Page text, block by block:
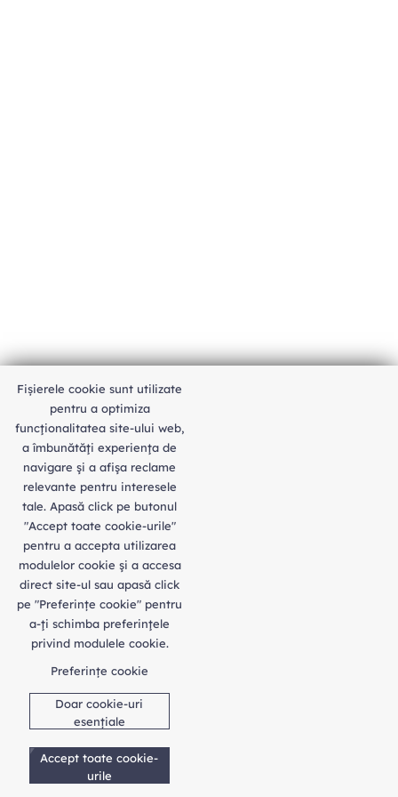
An unexpected error has occurred
Fișierele cookie sunt utilizate
pentru a optimiza
funcţionalitatea site-ului web,
a îmbunătăţi experienţa de
navigare şi a afişa reclame
relevante pentru interesele
tale. Apasă click pe butonul
"Accept toate cookie-urile"
pentru a accepta utilizarea
modulelor cookie şi a accesa
direct site-ul sau apasă click
pe "Preferințe cookie" pentru
a-ţi schimba preferinţele
privind modulele cookie.
Preferințe cookie
Doar cookie-uri
esențiale
Accept toate cookie-
urile